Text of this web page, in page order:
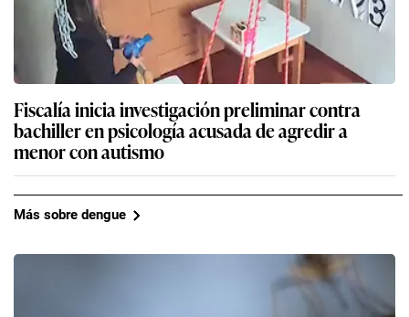
Fiscalía inicia investigación preliminar contra
bachiller en psicología acusada de agredir a
menor con autismo
Más sobre dengue